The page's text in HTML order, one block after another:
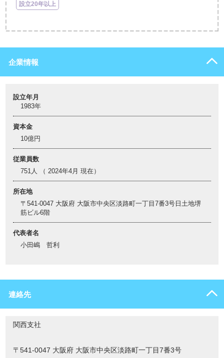
設立20年以上
企業情報
設立年月
1983年
資本金
10億円
従業員数
751人 （ 2024年4月 現在）
所在地
〒541-0047 大阪府 大阪市中央区淡路町一丁目7番3号日土地堺
筋ビル6階
代表者名
小田嶋 哲利
連絡先
関西支社
〒541-0047 大阪府 大阪市中央区淡路町一丁目7番3号